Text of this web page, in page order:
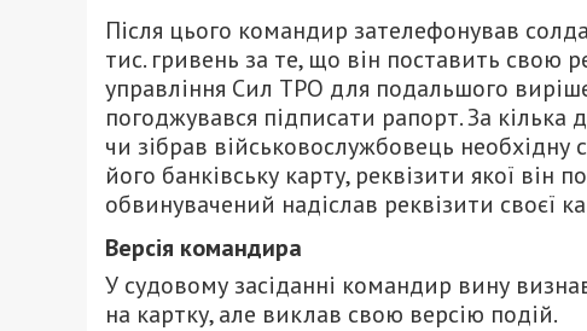
Після цього командир зателефонував
тис. гривень за те, що він поставить свою
управління Сил ТРО для подальшого
погоджувався підписати рапорт. За
чи зібрав військовослужбовець необхідну
його банківську карту, реквізити якої він
обвинувачений надіслав реквізити своєї
Версія командира
У судовому засіданні командир вину
на картку, але виклав свою версію подій.